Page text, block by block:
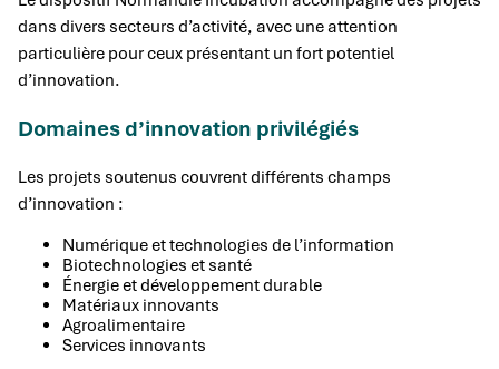
dans divers secteurs d’activité, avec une attention
particulière pour ceux présentant un fort potentiel
d’innovation.
Domaines d’innovation privilégiés
Les projets soutenus couvrent différents champs
d’innovation :
Numérique et technologies de l’information
Biotechnologies et santé
Énergie et développement durable
Matériaux innovants
Agroalimentaire
Services innovants